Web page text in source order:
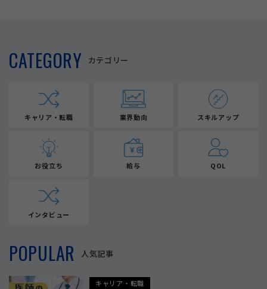
CATEGORY カテゴリー
キャリア・転職 業界動向 スキルアップ
お役立ち 給与 QOL
インタビュー
POPULAR 人気記事
キャリア・転職